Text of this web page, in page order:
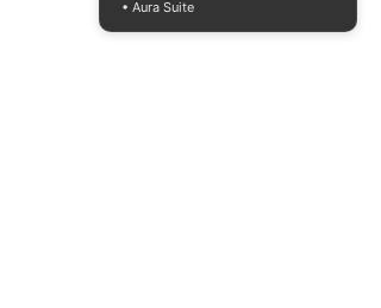
• Aura Suite